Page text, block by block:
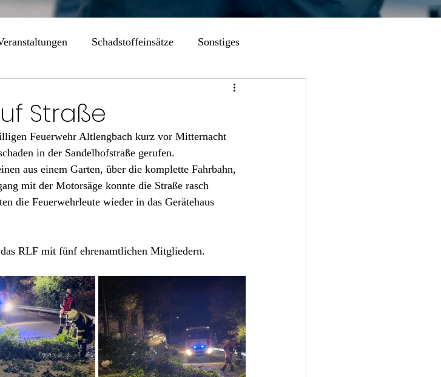
Schadstoffeinsätze Sonstiges
Straße
Feuerwehr Altlengbach kurz vor Mitternacht
in der Sandelhofstraße gerufen.
aus einem Garten, über die komplette Fahrbahn,
mit der Motorsäge konnte die Straße rasch
die Feuerwehrleute wieder in das Gerätehaus
RLF mit fünf ehrenamtlichen Mitgliedern.